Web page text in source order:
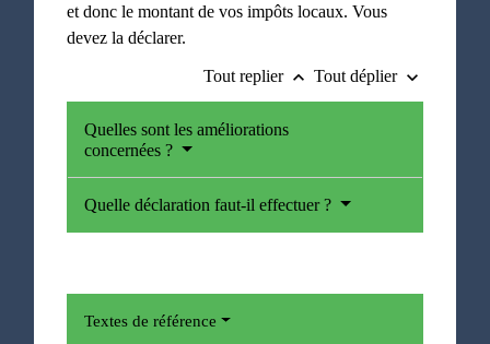
et donc le montant de vos impôts locaux. Vous
devez la déclarer.
Tout replier keyboard_arrow_up Tout déplier keyboard_arrow_down
Quelles sont les améliorations
concernées ?
Quelle déclaration faut-il effectuer ?
Textes de référence